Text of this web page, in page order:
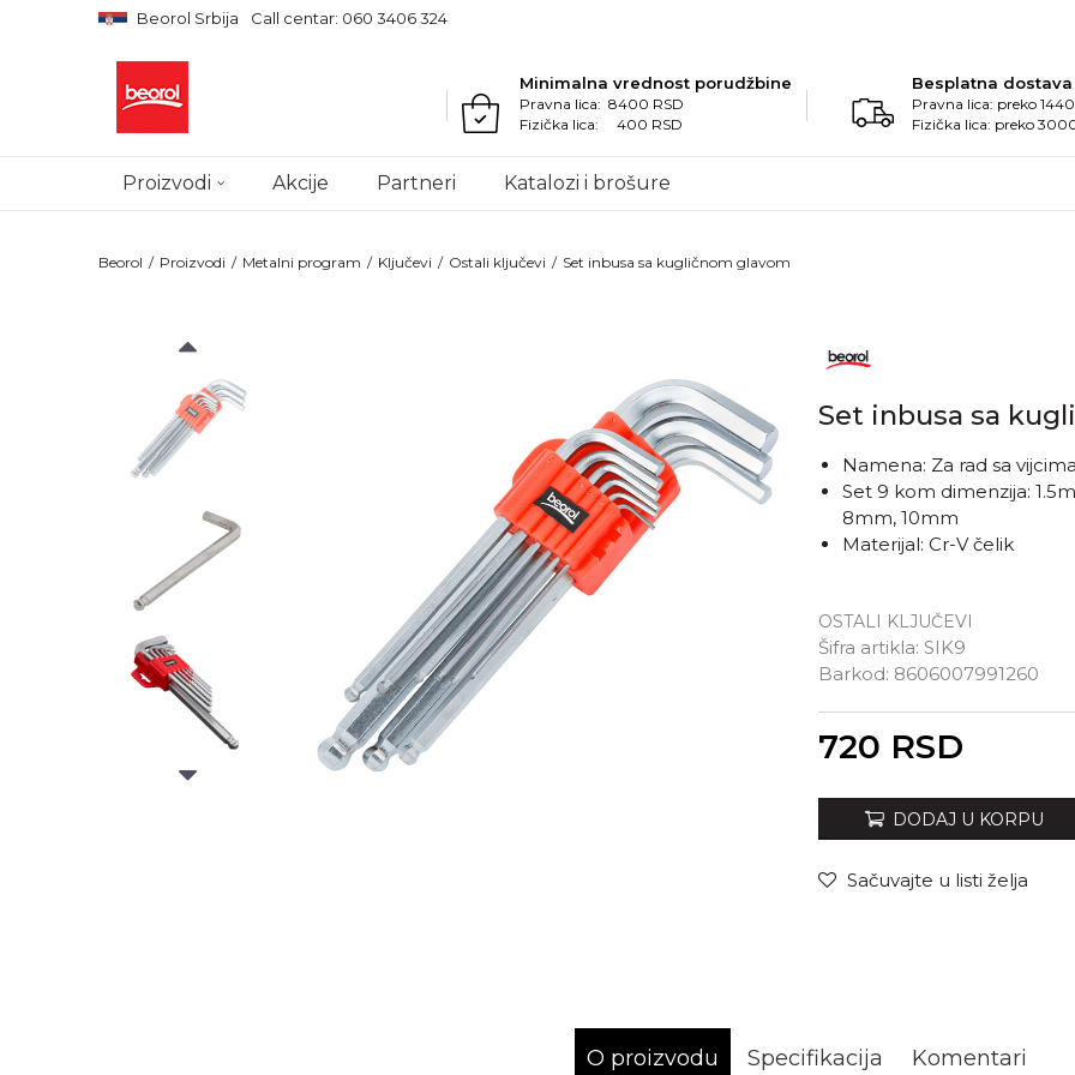
Beorol Srbija Call centar: 060 3406 324
Minimalna vrednost porudžbine
Pravna lica: 8400 RSD
Fizička lica: 400 RSD
Besplatna dostava
Pravna lica: preko
Fizička lica: preko
Proizvodi Akcije Partneri Katalozi i brošure
Beorol Proizvodi Metalni program Ključevi Ostali ključevi Set inbusa sa kugličnom glavom
Set inbusa sa
OSTALI KLJUČEVI
Šifra artikla: SIK9
Barkod: 8606007991260
Namena: Za rad sa
Set 9 kom dimenzija:
8mm, 10mm
Materijal: Cr-V čelik
720 RSD
DODAJ U KORPU
Sačuvajte u listi želja
O proizvodu Specifikacija Komentari